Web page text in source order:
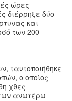
ώρες
διέρρηξε δύο
και
των 200
ταυτοποιήθηκε
ο οποίος
χθες
ανωτέρω